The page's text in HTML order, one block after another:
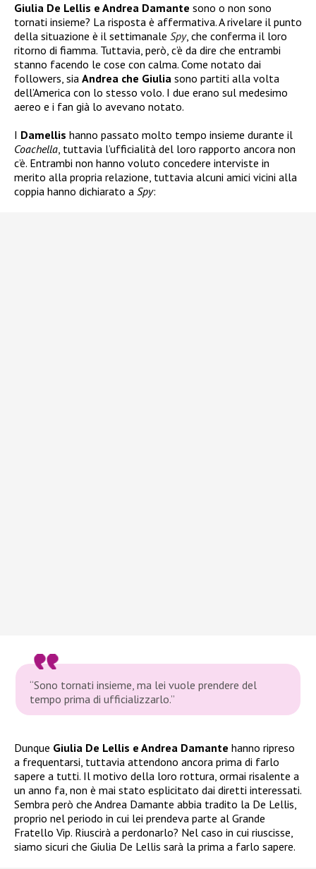
Giulia De Lellis e Andrea Damante sono o non sono
tornati insieme? La risposta è affermativa. A rivelare il punto
della situazione è il settimanale Spy, che conferma il loro
ritorno di fiamma. Tuttavia, però, c’è da dire che entrambi
stanno facendo le cose con calma. Come notato dai
followers, sia Andrea che Giulia sono partiti alla volta
dell’America con lo stesso volo. I due erano sul medesimo
aereo e i fan già lo avevano notato.
I Damellis hanno passato molto tempo insieme durante il
Coachella, tuttavia l’ufficialità del loro rapporto ancora non
c’è. Entrambi non hanno voluto concedere interviste in
merito alla propria relazione, tuttavia alcuni amici vicini alla
coppia hanno dichiarato a Spy:
“Sono tornati insieme, ma lei vuole prendere del
tempo prima di ufficializzarlo.”
Dunque Giulia De Lellis e Andrea Damante hanno ripreso
a frequentarsi, tuttavia attendono ancora prima di farlo
sapere a tutti. Il motivo della loro rottura, ormai risalente a
un anno fa, non è mai stato esplicitato dai diretti interessati.
Sembra però che Andrea Damante abbia tradito la De Lellis,
proprio nel periodo in cui lei prendeva parte al Grande
Fratello Vip. Riuscirà a perdonarlo? Nel caso in cui riuscisse,
siamo sicuri che Giulia De Lellis sarà la prima a farlo sapere.